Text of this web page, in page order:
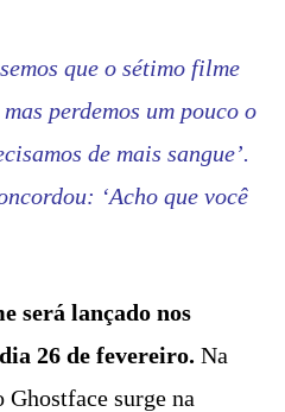
que o sétimo filme
perdemos um pouco o
de mais sangue’.
‘Acho que você
será lançado nos
26 de fevereiro. Na
surge na